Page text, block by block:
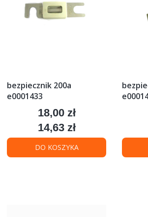
bezpiecznik 200a
e0001433
Cena
18,00 zł
Cena
14,63 zł
DO KOSZYKA